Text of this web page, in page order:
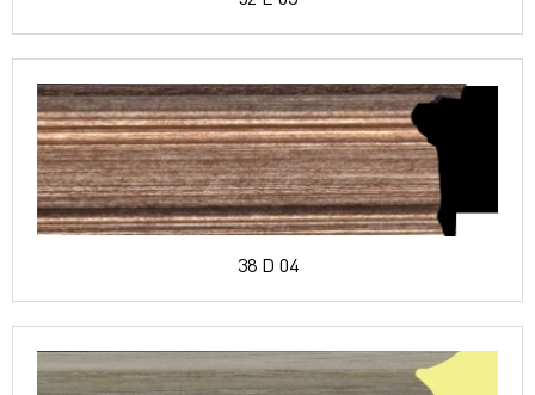
38 D 04